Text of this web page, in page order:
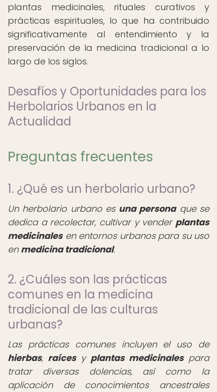
plantas medicinales, rituales curativos y
prácticas espirituales, lo que ha contribuido
significativamente al entendimiento y la
preservación de la medicina tradicional a lo
largo de los siglos.
Desafíos y Oportunidades para los
Herbolarios Urbanos en la
Actualidad
Preguntas frecuentes
1. ¿Qué es un herbolario urbano?
Un herbolario urbano es una personaque se
dedica a recolectar, cultivar y vender plantas
medicinalesen entornos urbanos para su uso
en medicina tradicional.
2. ¿Cuáles son las prácticas
comunes en la medicina
tradicional de las culturas
urbanas?
Las prácticas comunes incluyen el uso de
hierbas, raícesy plantas medicinalespara
tratar diversas dolencias, así como la
aplicación de conocimientos ancestrales